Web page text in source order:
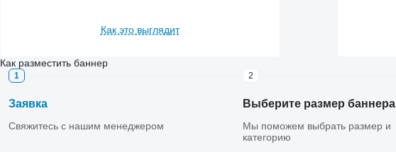
Как это выглядит
Как разместить баннер
1
Заявка
Свяжитесь с нашим менеджером
2
Выберите размер баннера
Мы поможем выбрать размер и
категорию